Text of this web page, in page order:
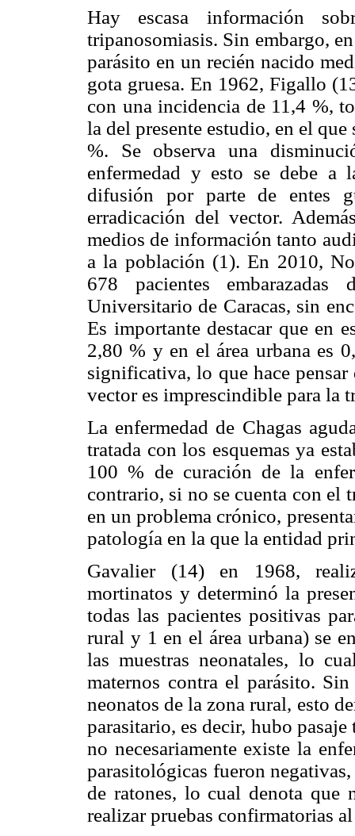
Hay escasa información
tripanosomiasis. Sin embargo,
parásito en un recién nacido
gota gruesa. En 1962, Figallo
con una incidencia de 11,4 %,
la del presente estudio, en el
%. Se observa una
enfermedad y esto se debe a
difusión por parte de entes
erradicación del vector.
medios de información tanto
a la población (1). En 2010,
678 pacientes
Universitario de Caracas, sin
Es importante destacar que en
2,80 % y en el área urbana es
significativa, lo que hace
vector es imprescindible para la
La enfermedad de Chagas
tratada con los esquemas ya
100 % de curación de la
contrario, si no se cuenta con el
en un problema crónico,
patología en la que la entidad
Gavalier (14) en 1968,
mortinatos y determinó la
todas las pacientes positivas
rural y 1 en el área urbana) se
las muestras neonatales, lo
maternos contra el parásito.
neonatos de la zona rural, esto
parasitario, es decir, hubo
no necesariamente existe la
parasitológicas fueron
de ratones, lo cual denota que
realizar pruebas confirmatorias